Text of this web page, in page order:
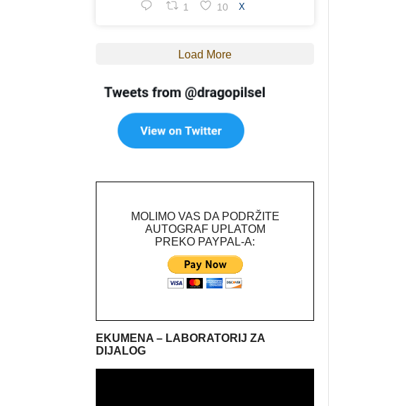
1 10 X
Load More
MOLIMO VAS DA PODRŽITE
AUTOGRAF UPLATOM
PREKO PAYPAL-A:
EKUMENA – LABORATORIJ ZA
DIJALOG